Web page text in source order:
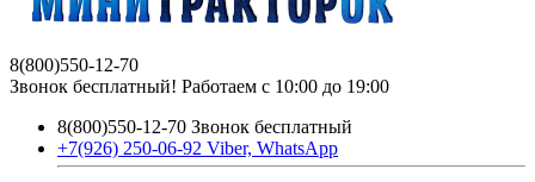
8(800)550-12-70
Звонок бесплатный! Работаем с 10:00 до 19:00
8(800)550-12-70 Звонок бесплатный
+7(926) 250-06-92 Viber, WhatsApp